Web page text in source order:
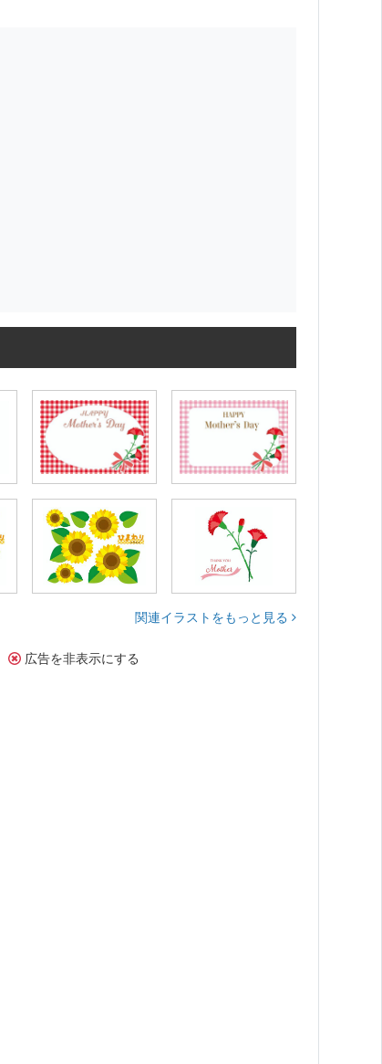
関連イラストをもっと見る
広告を非表示にする